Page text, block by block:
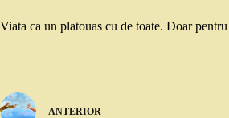
Viata ca un platouas cu de toate. Doar
ANTERIOR